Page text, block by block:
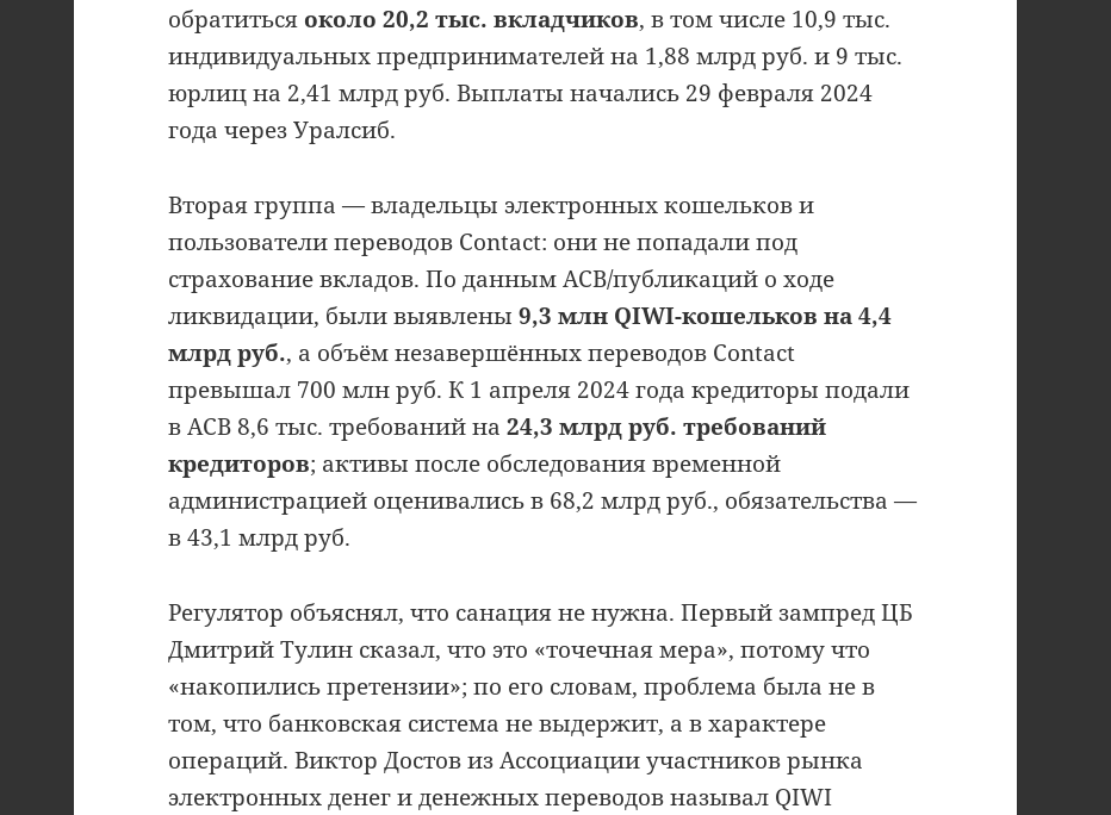
обратиться около 20,2 тыс. вкладчиков, в том числе 10,9 тыс.
индивидуальных предпринимателей на 1,88 млрд руб. и 9 тыс.
юрлиц на 2,41 млрд руб. Выплаты начались 29 февраля 2024
года через Уралсиб.
Вторая группа — владельцы электронных кошельков и
пользователи переводов Contact: они не попадали под
страхование вкладов. По данным АСВ/публикаций о ходе
ликвидации, были выявлены9,3 млн QIWI-кошельков на 4,4
млрд руб., а объём незавершённых переводов Contact
превышал 700 млн руб. К 1 апреля 2024 года кредиторы подали
в АСВ 8,6 тыс. требований на24,3 млрд руб. требований
кредиторов; активы после обследования временной
администрацией оценивались в 68,2 млрд руб., обязательства —
в 43,1 млрд руб.
Регулятор объяснял, что санация не нужна. Первый зампред ЦБ
Дмитрий Тулин сказал, что это «точечная мера», потому что
«накопились претензии»; по его словам, проблема была не в
том, что банковская система не выдержит, а в характере
операций. Виктор Достов из Ассоциации участников рынка
электронных денег и денежных переводов называл QIWI